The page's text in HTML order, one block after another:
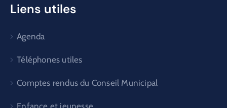
Liens utiles
Agenda
Téléphones utiles
Comptes rendus du Conseil Municipal
Enfance et jeunesse